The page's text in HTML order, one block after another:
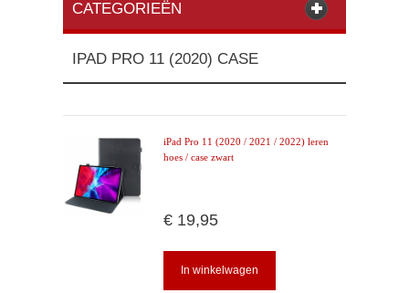
CATEGORIEËN
IPAD PRO 11 (2020) CASE
iPad Pro 11 (2020 / 2021 / 2022) leren
hoes / case zwart
€ 19,95
In winkelwagen